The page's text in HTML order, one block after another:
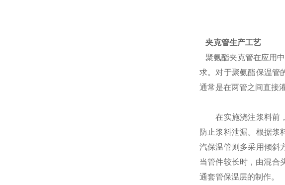
夹克管生产工艺
聚氨酯夹克管在应用
求。对于聚氨酯保温管
通常是在两管之间直接
在实施浇注浆料前，
防止浆料泄漏。根据浆
汽保温管则多采用倾斜
当管件较长时，由混合
通套管保温层的制作。